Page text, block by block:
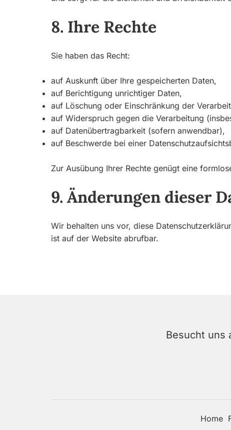
8. Ihre Rechte
Sie haben das Recht:
auf Auskunft über Ihre gespeicherten Daten,
auf Berichtigung unrichtiger Daten,
auf Löschung oder Einschränkung der
auf Widerspruch gegen die Verarbeitung
auf Datenübertragbarkeit (sofern anwendbar),
auf Beschwerde bei einer
Zur Ausübung Ihrer Rechte genügt eine
9. Änderungen dieser
Wir behalten uns vor, diese
ist auf der Website abrufbar.
Besucht uns
Home